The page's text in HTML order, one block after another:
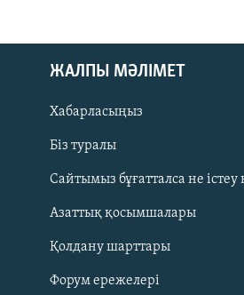
Русский
ЖАЗЫЛЫҢЫЗ
ЖАЛПЫ МӘЛІМЕТ
Хабарласыңыз
Біз туралы
Сайтымыз бұғатталса не істеу
Азаттық қосымшалары
Қолдану шарттары
Форум ережелері